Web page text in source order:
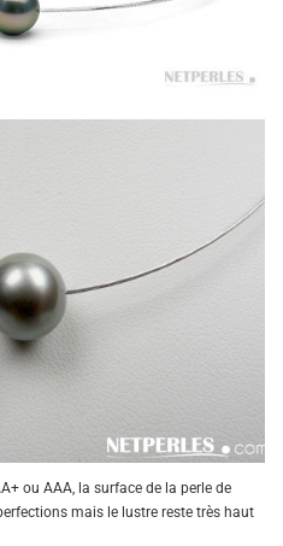
ou AAA, la surface de la perle de
mais le lustre reste très haut